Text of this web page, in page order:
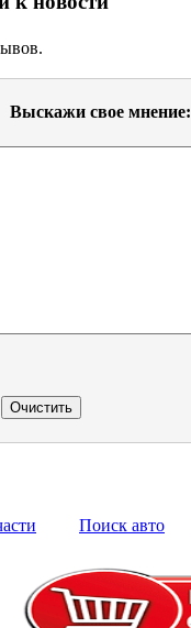
Выскажи свое мнение:
Поиск авто